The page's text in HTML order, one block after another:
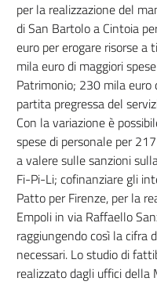
per la realizzazione del
di San Bartolo a Cintoia
euro per erogare risorse
mila euro di maggiori
Patrimonio; 230 mila euro
partita pregressa del
Con la variazione è
spese di personale per
a valere sulle sanzioni
Fi-Pi-Li; cofinanziare gli
Patto per Firenze, per la
Empoli in via Raffaello
raggiungendo così la cifra
necessari. Lo studio di
realizzato dagli uffici della